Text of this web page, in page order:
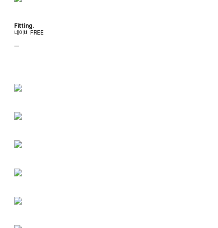
Fitting.
네이비 FREE
ㅡ